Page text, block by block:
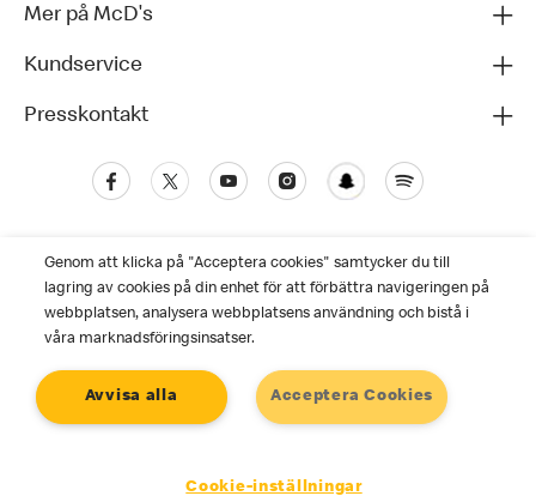
Mer på McD's
Kundservice
Presskontakt
Kundservice
Personuppgiftspolicy Cookies Användarvillkor
Genom att klicka på "Acceptera cookies" samtycker du till
lagring av cookies på din enhet för att förbättra navigeringen på
webbplatsen, analysera webbplatsens användning och bistå i
våra marknadsföringsinsatser.
Acceptera Cookies
Avvisa alla
Cookie-inställningar